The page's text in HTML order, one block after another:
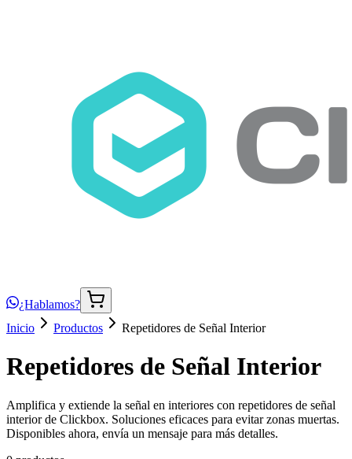
¿Hablamos?
Inicio
Productos Repetidores de Señal Interior
Repetidores de Señal Interior
Amplifica y extiende la señal en interiores con repetidores de señal
interior de Clickbox. Soluciones eficaces para evitar zonas muertas.
Disponibles ahora, envía un mensaje para más detalles.